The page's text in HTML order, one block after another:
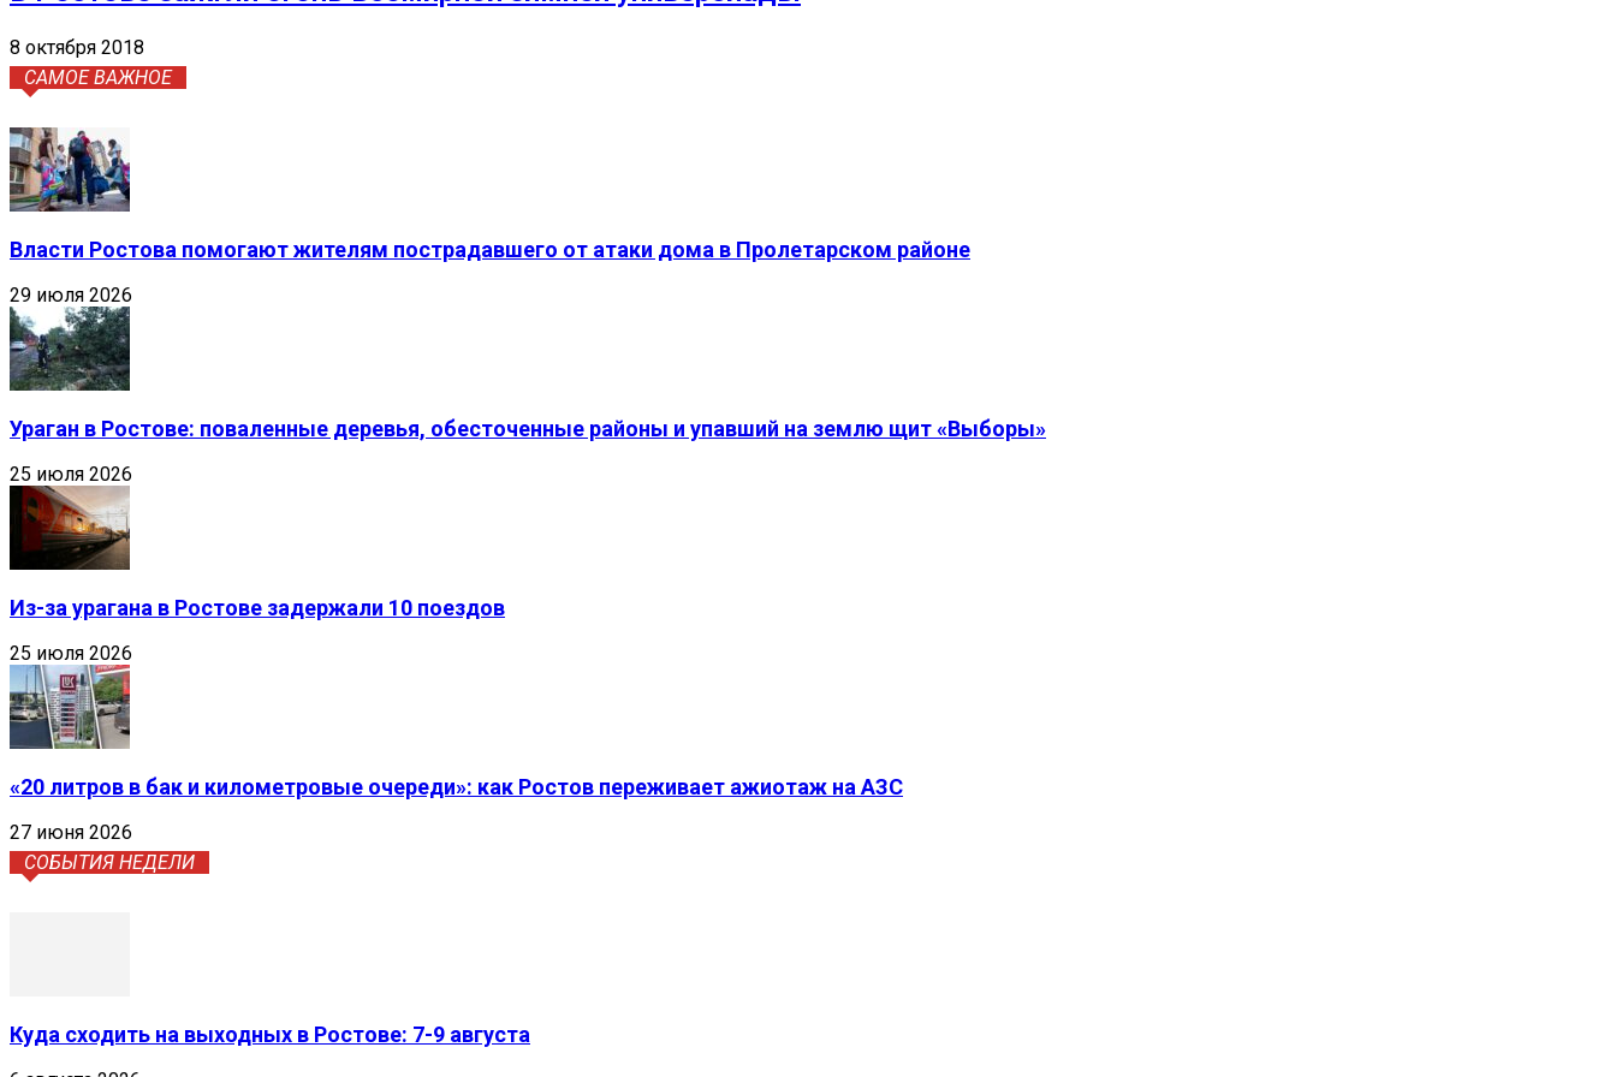
8 октября 2018
САМОЕ ВАЖНОЕ
Власти Ростова помогают жителям пострадавшего от атаки дома в Пролетарском районе
29 июля 2026
Ураган в Ростове: поваленные деревья, обесточенные районы и упавший на землю щит «Выборы»
25 июля 2026
Из-за урагана в Ростове задержали 10 поездов
25 июля 2026
«20 литров в бак и километровые очереди»: как Ростов переживает ажиотаж на АЗС
27 июня 2026
СОБЫТИЯ НЕДЕЛИ
Куда сходить на выходных в Ростове: 7-9 августа